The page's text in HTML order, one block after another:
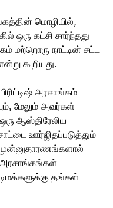
மொழியில்,
ஒரு கட்சி சார்ந்தது
மற்றொரு நாட்டின் சட்ட
கூறியது.
அரசாங்கம்
மேலும் அவர்கள்
ஆஸ்திரேலிய
ஊர்ஜிதப்படுத்தும்
அரசாங்கங்கள்
தங்கள்